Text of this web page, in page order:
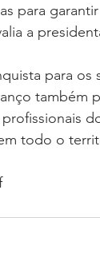
para
a
para os
também
profissionais
todo o